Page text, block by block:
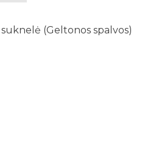
(Geltonos spalvos)